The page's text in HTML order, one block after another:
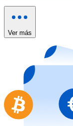
Comprar con
Compra
Ir a la tienda
Ver más